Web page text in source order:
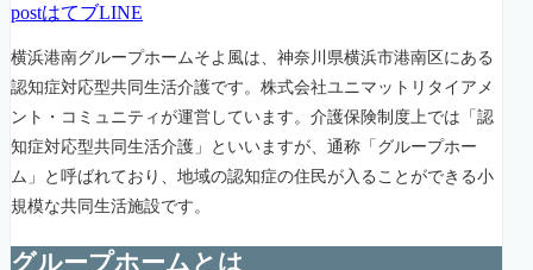
postはてブLINE
横浜港南グループホームそよ風は、神奈川県横浜市港南区にある
認知症対応型共同生活介護です。株式会社ユニマットリタイアメ
ント・コミュニティが運営しています。介護保険制度上では「認
知症対応型共同生活介護」といいますが、通称「グループホー
ム」と呼ばれており、地域の認知症の住民が入ることができる小
規模な共同生活施設です。
グループホームとは